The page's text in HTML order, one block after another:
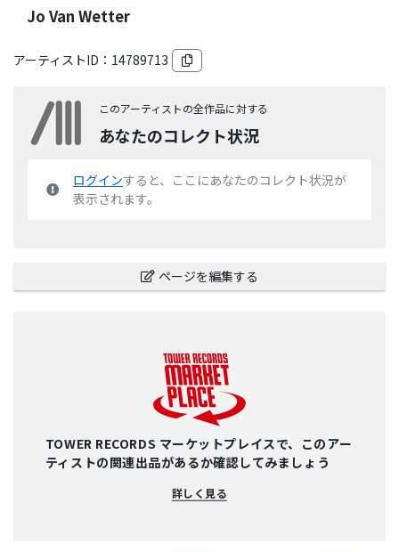
Jo Van Wetter
アーティストID： 14789713
このアーティストの全作品に対する
あなたのコレクト状況
ログインすると、ここにあなたのコレクト状況が
表示されます。
ページを編集する
TOWER RECORDS マーケットプレイスで、このアー
ティストの関連出品があるか確認してみましょう
詳しく見る